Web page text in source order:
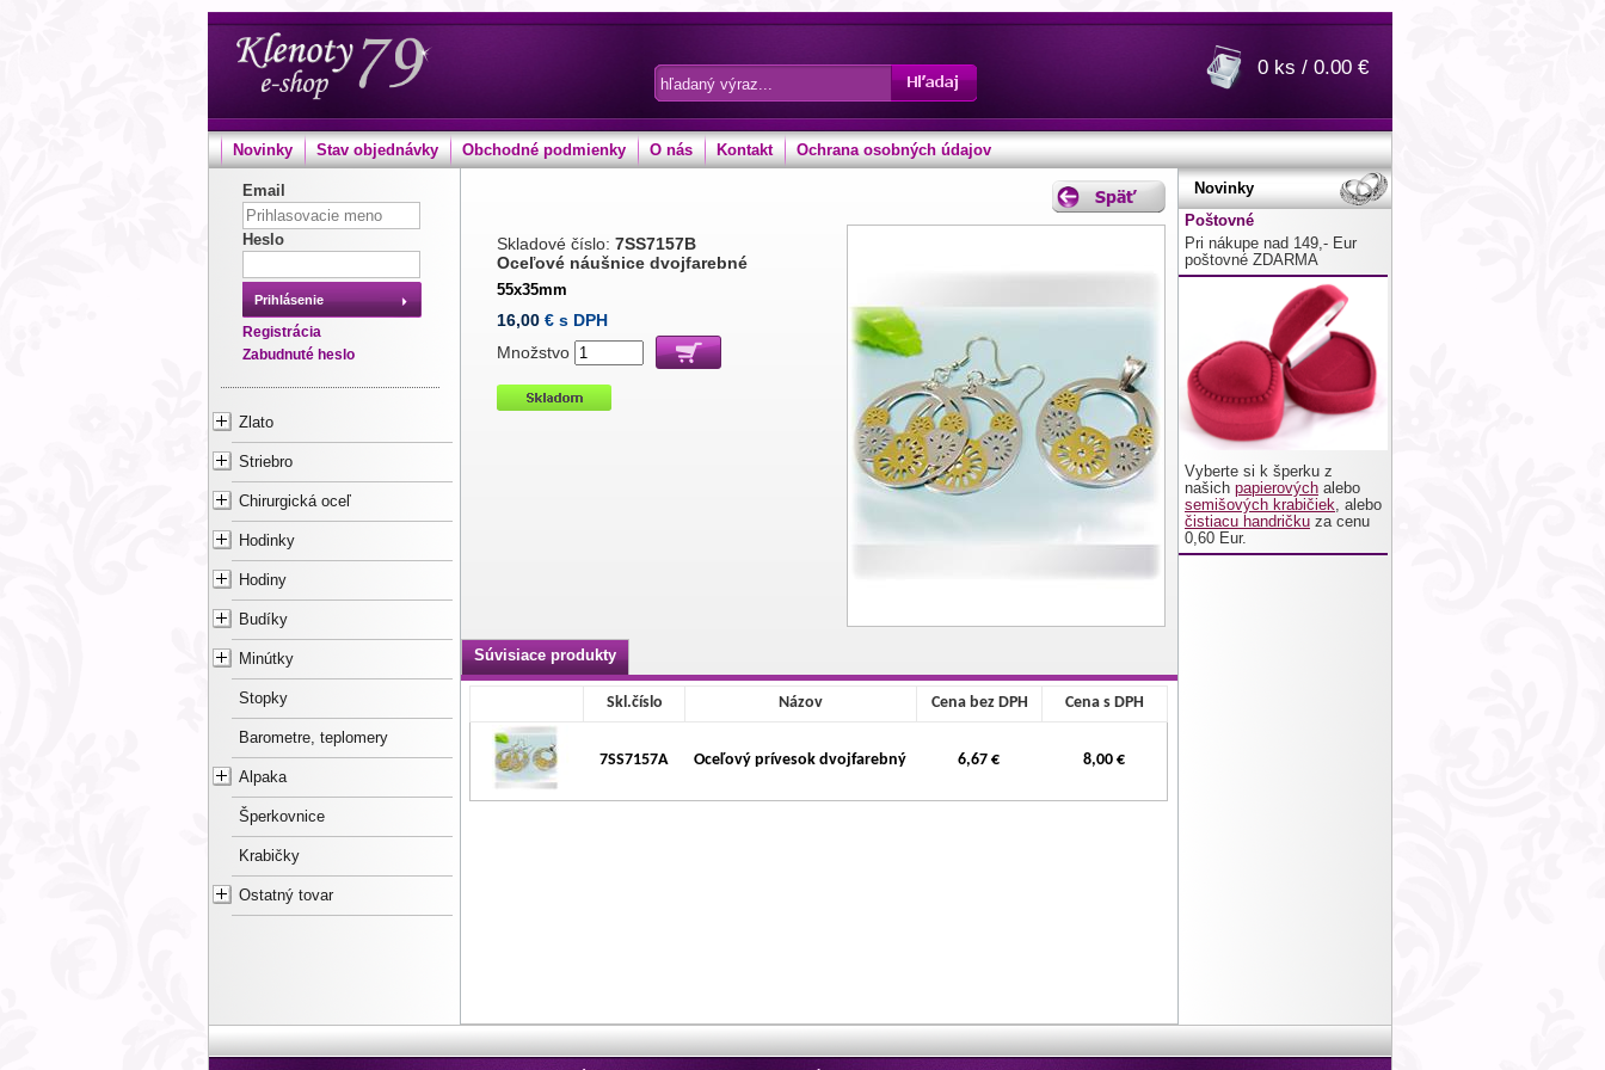
0 ks / 0.00 €
Novinky Stav objednávky Obchodné podmienky O nás Kontakt Ochrana osobných údajov
Email
Heslo
Prihlásenie
Registrácia
Zabudnuté heslo
Zlato
Striebro
Chirurgická oceľ
Hodinky
Hodiny
Budíky
Minútky
Stopky
Barometre, teplomery
Alpaka
Šperkovnice
Krabičky
Ostatný tovar
Skladové číslo: 7SS7157B
Oceľové náušnice dvojfarebné
55x35mm
16,00 € s DPH
Množstvo
Súvisiace produkty
Skl.číslo Názov Cena bez DPH Cena s DPH
7SS7157A Oceľový prívesok dvojfarebný 6,67 € 8,00 €
Novinky
Poštovné
Pri nákupe nad 149,- Eur
poštovné ZDARMA
Vyberte si k šperku z
našich papierových alebo
semišových krabičiek, alebo
čistiacu handričku za cenu
0,60 Eur.